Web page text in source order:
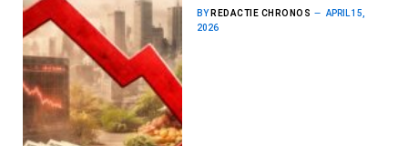
BY REDACTIE CHRONOS
APRIL 15,
2026